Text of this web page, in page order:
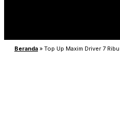
Beranda » Top Up Maxim Driver 7